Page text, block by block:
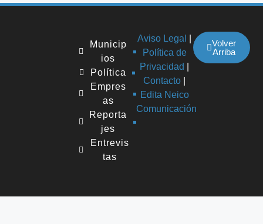
Municip
ios
Política
Empres
as
Reporta
jes
Entrevis
tas
Aviso Legal
Política de
Privacidad
Contacto
Edita Neico
Comunicación
Volver
Arriba